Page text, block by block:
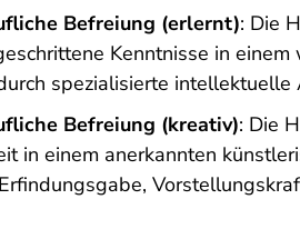
Befreiung (erlernt): Die
Kenntnisse in
spezialisierte
Befreiung (kreativ): Die
in einem anerkannten